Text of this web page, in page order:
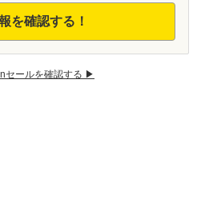
を確認する！
セールを確認する ▶︎